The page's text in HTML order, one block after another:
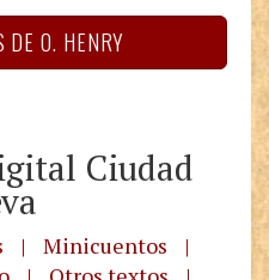
DE O. HENRY
Ciudad
| Minicuentos
|